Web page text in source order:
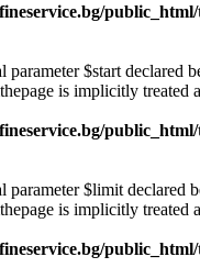
parameter $start declared
is implicitly treated
parameter $limit declared
is implicitly treated